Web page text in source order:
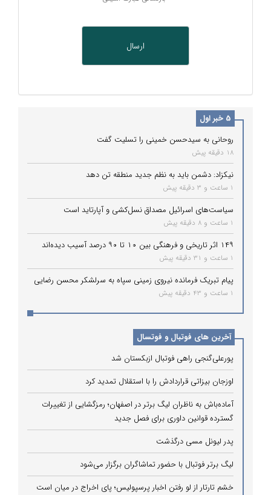
5 خبر اول
روحانی به سیدحسن خمینی را تسلیت گفت
18 دقیقه پیش
نیکزاد: دشمن باید به نظم جدید منطقه تن دهد
1 ساعت و 3 دقیقه پیش
سیاست‌های اسرائیل مصداق نسل‌کشی و آپارتاید است
1 ساعت و 8 دقیقه پیش
۱۴۹ اثر تاریخی و فرهنگی بین ۱۰ تا ۹۰ درصد آسیب دیده‌اند
1 ساعت و 31 دقیقه پیش
پیام تبریک فرمانده نیروی زمینی سپاه به سرلشکر محسن رضایی
1 ساعت و 43 دقیقه پیش
آخرین های فوتبال و فوتسال
پورعلی‌گنجی راهی فوتبال ازبکستان شد
اوزجان بیزاتی قراردادش را با استقلال تمدید کرد
آماده‌باش به ناظران لیگ برتر در اصفهان؛ رمزگشایی از تغییرات
گسترده قوانین داوری برای فصل جدید
پدر لیونل مسی درگذشت
لیگ برتر فوتبال با حضور تماشاگران برگزار می‌شود
خشم تارتار از لو رفتن اخبار پرسپولیس؛ پای اخراج در میان است